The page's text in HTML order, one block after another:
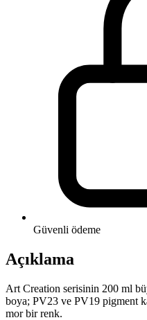
Güvenli ödeme
Açıklama
Art Creation serisinin 200 ml
boya; PV23 ve PV19 pigment
mor bir renk.